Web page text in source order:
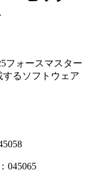
フォースマスター
るソフトウェア